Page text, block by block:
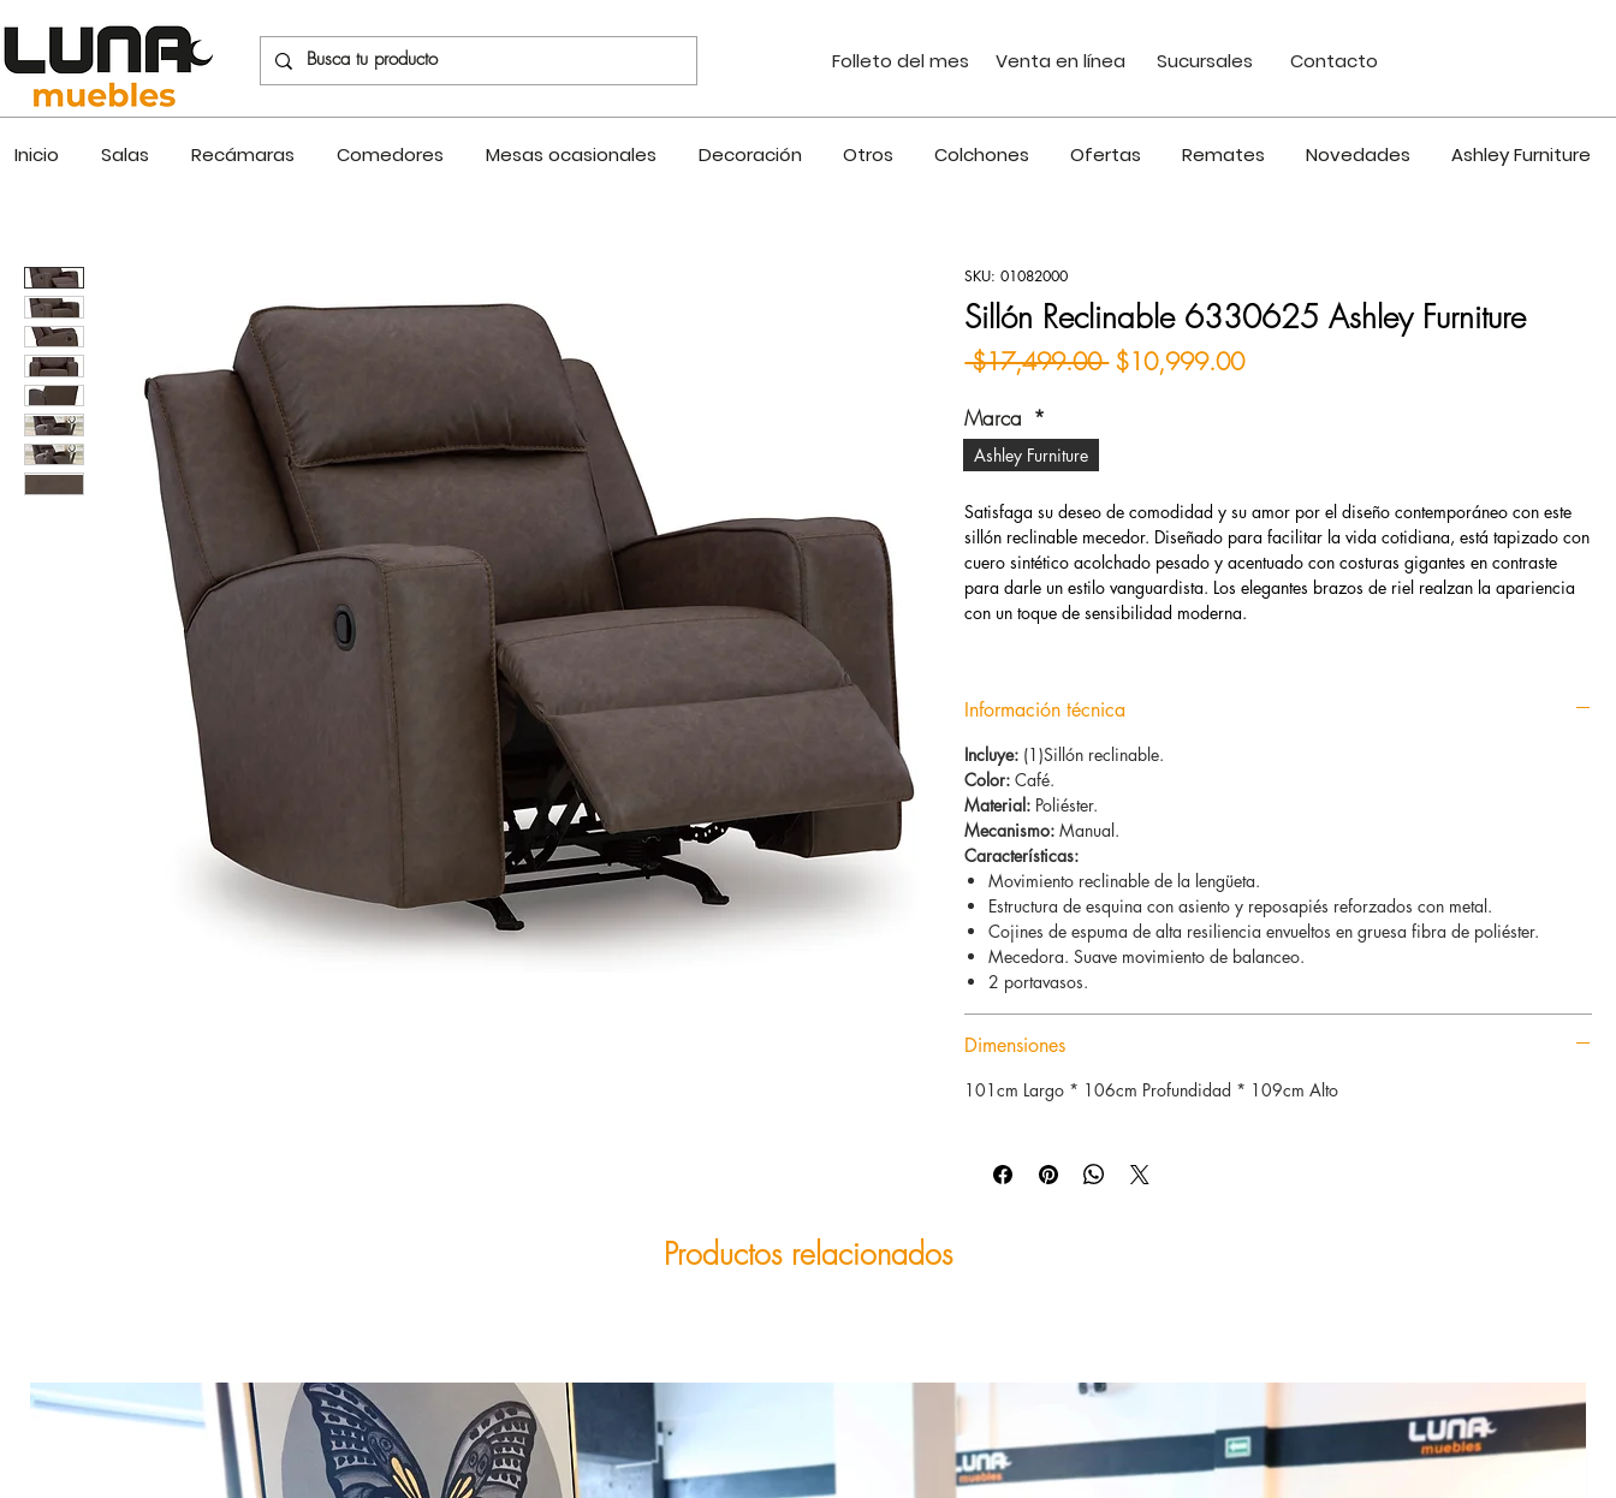
Folleto del mes Venta en línea Sucursales Contacto
Inicio Salas Recámaras Comedores Mesas ocasionales Decoración Otros Colchones Ofertas Remates Novedades Ashley Furniture
SKU: 01082000
Sillón Reclinable 6330625 Ashley Furniture
$17,499.00 Precio
$10,999.00Precio de oferta
Marca *
Ashley Furniture
Satisfaga su deseo de comodidad y su amor por el diseño contemporáneo con este
sillón reclinable mecedor. Diseñado para facilitar la vida cotidiana, está tapizado con
cuero sintético acolchado pesado y acentuado con costuras gigantes en contraste
para darle un estilo vanguardista. Los elegantes brazos de riel realzan la apariencia
con un toque de sensibilidad moderna.
Información técnica
Incluye: (1)Sillón reclinable.
Color: Café.
Material: Poliéster.
Mecanismo:Manual.
Características:
Movimiento reclinable de la lengüeta.
Estructura de esquina con asiento y reposapiés reforzados con metal.
Cojines de espuma de alta resiliencia envueltos en gruesa fibra de poliéster.
Mecedora.Suave movimiento de balanceo.
2 portavasos.
Dimensiones
101cm Largo * 106cm Profundidad * 109cm Alto
Productos relacionados